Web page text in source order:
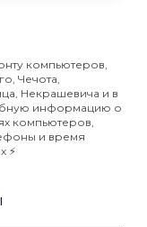
компьютеров,
Чечота,
Некрашевича и в
информацию о
компьютеров,
и время
⚡️